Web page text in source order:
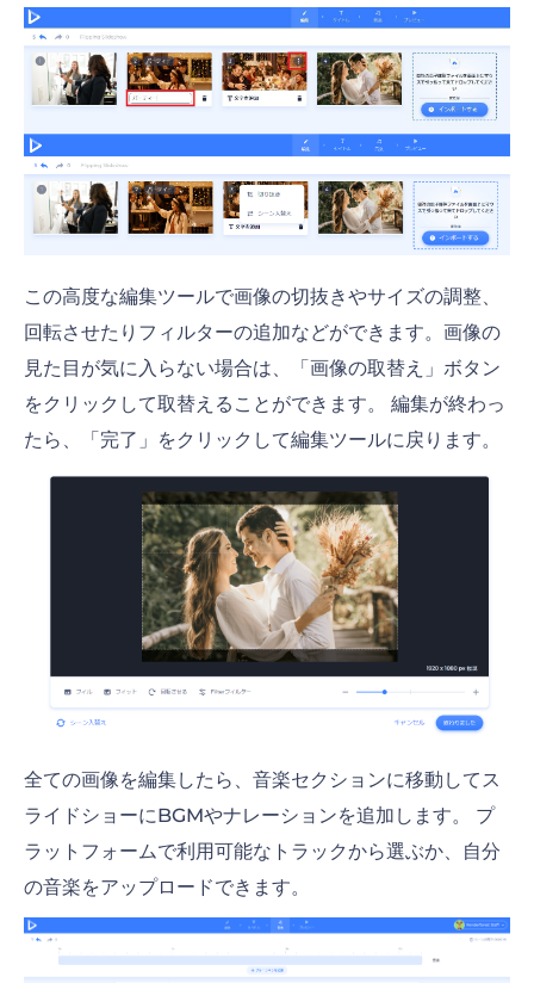
この高度な編集ツールで画像の切抜きやサイズの調整、
回転させたりフィルターの追加などができます。画像の
見た目が気に入らない場合は、「画像の取替え」ボタン
をクリックして取替えることができます。 編集が終わっ
たら、「完了」をクリックして編集ツールに戻ります。
全ての画像を編集したら、音楽セクションに移動してス
ライドショーにBGMやナレーションを追加します。 プ
ラットフォームで利用可能なトラックから選ぶか、自分
の音楽をアップロードできます。